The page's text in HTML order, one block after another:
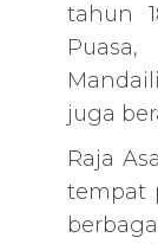
tahun
juga
Raja
tempat